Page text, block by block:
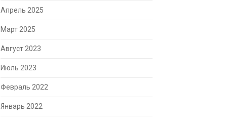
Апрель 2025
Март 2025
Август 2023
Июль 2023
Февраль 2022
Январь 2022